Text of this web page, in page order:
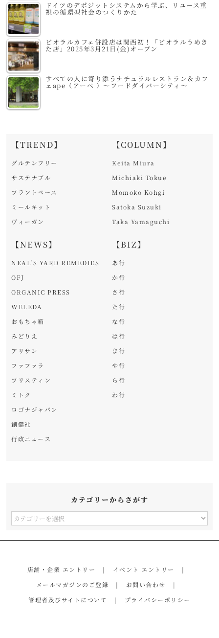
ドイツのデポジットシステムから学ぶ、リユース重
視の循環型社会のつくりかた
ビオラルカフェ併設店は関西初！「ビオラルうめき
た店」2025年3月21日(金)オープン
すべての人に寄り添うナチュラルレストラン＆カフ
ェape（アーペ ）～フードダイバーシティ～
【TREND】
グルテンフリー
サステナブル
プラントベース
ミールキット
ヴィーガン
【NEWS】
NEAL'S YARD REMEDIES
OFJ
ORGANIC PRESS
WELEDA
おもちゃ箱
みどりえ
アリサン
ファファラ
プリスティン
ミトク
ロゴナジャパン
創健社
行政ニュース
【COLUMN】
Keita Miura
Michiaki Tokue
Momoko Kohgi
Satoka Suzuki
Taka Yamaguchi
【BIZ】
あ行
か行
さ行
た行
な行
は行
ま行
や行
ら行
わ行
カテゴリーからさがす
カ
店舗・企業 エントリー
イベント エントリー
メールマガジンのご登録
お問い合わせ
管理者及びサイトについて
プライバシーポリシー